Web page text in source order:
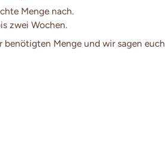
Menge nach.
zwei Wochen.
benötigten Menge und wir sagen euch